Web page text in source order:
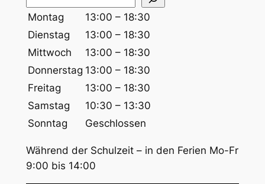
u
c
e
n
Montag
13:00 – 18:30
Dienstag
13:00 – 18:30
Mittwoch
13:00 – 18:30
Donnerstag 13:00 – 18:30
Freitag
13:00 – 18:30
Samstag
10:30 – 13:30
Sonntag
Geschlossen
Während der Schulzeit – in den Ferien Mo-Fr
9:00 bis 14:00